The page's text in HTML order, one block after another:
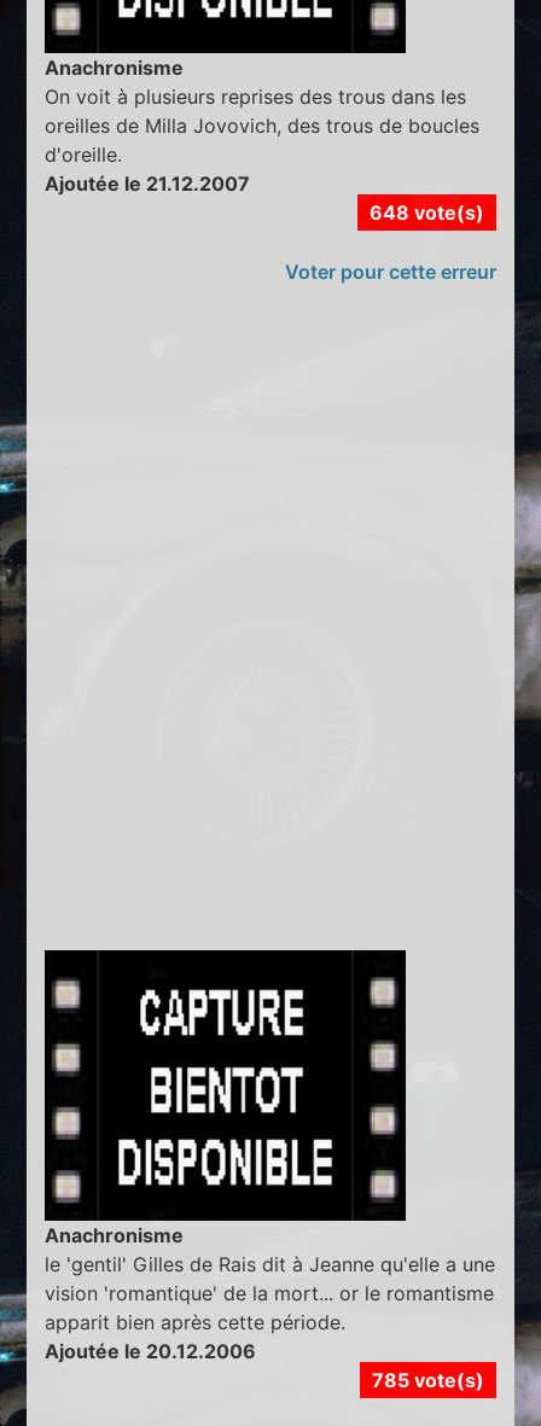
Anachronisme
On voit à plusieurs reprises des trous dans les
oreilles de Milla Jovovich, des trous de boucles
d'oreille.
Ajoutée le 21.12.2007
648 vote(s)
Voter pour cette erreur
Anachronisme
le 'gentil' Gilles de Rais dit à Jeanne qu'elle a une
vision 'romantique' de la mort... or le romantisme
apparit bien après cette période.
Ajoutée le 20.12.2006
785 vote(s)